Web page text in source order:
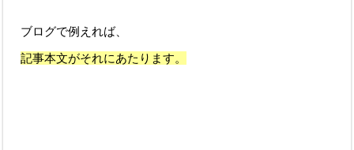
ブログで例えれば、
記事本文がそれにあたります。